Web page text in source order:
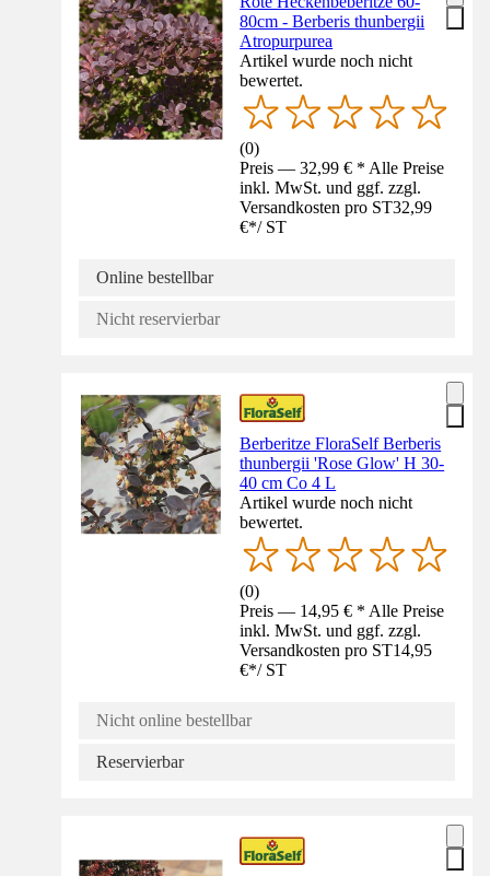
80cm - Berberis thunbergii
Atropurpurea
Artikel wurde noch nicht
bewertet.
(0)
Preis — 32,99 € * Alle Preise
inkl. MwSt. und ggf. zzgl.
Versandkosten pro ST32,99
€*/ ST
Online bestellbar
Nicht reservierbar
Berberitze FloraSelf Berberis
thunbergii 'Rose Glow' H 30-
40 cm Co 4 L
Artikel wurde noch nicht
bewertet.
(0)
Preis — 14,95 € * Alle Preise
inkl. MwSt. und ggf. zzgl.
Versandkosten pro ST14,95
€*/ ST
Nicht online bestellbar
Reservierbar